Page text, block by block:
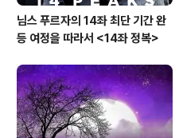
님스 푸르자의 14좌 최단 기간 완
등 여정을 따라서 <14좌 정복>